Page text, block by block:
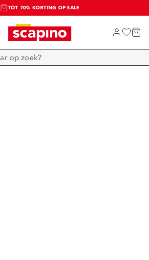
TOT 70% KORTING OP SALE
SALE: LAATSTE KANS!
SHOP NIEUW
Home